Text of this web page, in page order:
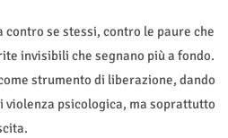
contro se stessi, contro le paure che
invisibili che segnano più a fondo.
strumento di liberazione, dando
violenza psicologica, ma soprattutto